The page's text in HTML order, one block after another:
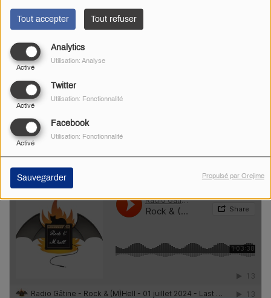
Tout accepter Tout refuser
Analytics
Activé
Utilisation: Analyse
Twitter
Activé
Utilisation: Fonctionnalité
Facebook
Activé
Utilisation: Fonctionnalité
Sauvegarder Propulsé par Orejime
Radio Gâtine Dark Decibels
Ecoutez les émissions Rock & (M)Hell :